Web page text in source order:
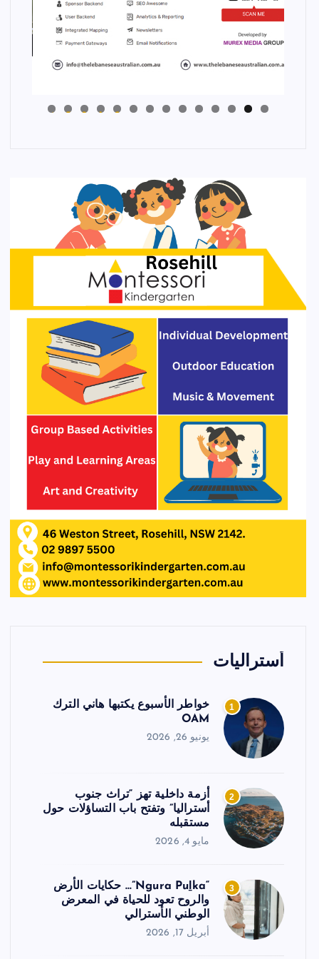
0
1
2
3
4
أستراليات
1
خواطر الأسبوع يكتبها هاني الترك
OAM
يونيو 26, 2026
2
أزمة داخلية تهز “تراث جنوب
أستراليا” وتفتح باب التساؤلات حول
مستقبله
مايو 4, 2026
3
“Ngura Puḻka”… حكايات الأرض
والروح تعود للحياة في المعرض
الوطني الأسترالي
أبريل 17, 2026